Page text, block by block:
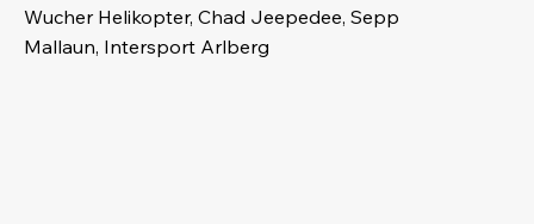
Wucher Helikopter, Chad Jeepedee, Sepp
Mallaun, Intersport Arlberg